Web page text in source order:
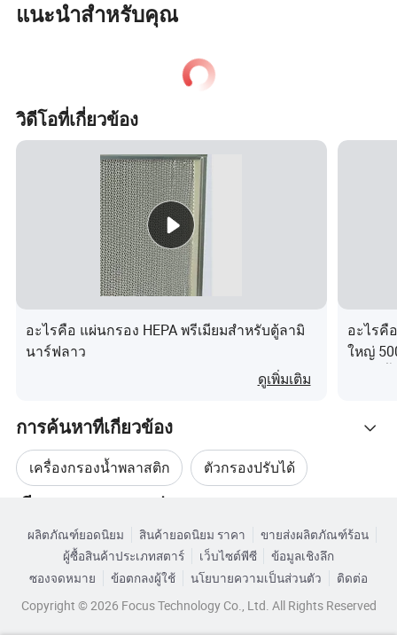
โครงสร้างโดยไม่จำเป็นต้องมีการสนับสนุนเสริม
กระแทกพร้อมความทนทานต่อความล้าที่เหนือกว่า
ความเข้ากันได้ทางเคมีดีเยี่ยมทนต่อการกัดกร่อนจึงเหมาะ
อย่างยิ่งสำหรับการกรอง pH และสารละลายอินทรีย์
ความจุการเก็บสิ่งสกปรกสูงทำให้มีอายุการใช้งานยาวนาน
การปรับสภาพที่มีประสิทธิภาพและการใช้งานซ้ำผ่านการ
ล้างที่เรียบง่าย
เหมาะสำหรับการกรองโพลีเอทิลีนโพลีโพรพิลีนไนลอน
โพลีเอสเตอร์และวิสคอส
เหมาะอย่างยิ่งสำหรับตัวเร่งปฏิกิริยาและโพลีเมอร์ที่มีการก
รองที่ดีกว่า
ประสิทธิภาพสูงในการกรองน้ำมันไฮดรอลิคน้ำมันเชื้อเพลิง
ออกแบบมาเพื่อการใช้งานการกรองที่มีอุณหภูมิสูงแรงดันสูง
และความแม่นยำสูงหลากหลายรูปแบบ
รูปภาพแบบละเอียด
พารามิเตอร์ของผลิตภัณฑ์
แนะนำสำหรับคุณ
วิดีโอที่เกี่ยวข้อง
อะไรคือ แผ่นกรอง HEPA พรีเมียมสำหรับตู้ลามิ
นาร์ฟลาว
ดูเพิ่มเติม
อะไรคื
ใหญ่
การค้นหาที่เกี่ยวข้อง
เครื่องกรองน้ำพลาสติก ตัวกรองปรับได้
แบบหล่อกรองน้ำ กรองตะแกรง
ผลิตภัณฑ์ยอดนิยม สินค้ายอดนิยม ราคา
ขายส่งผลิตภัณฑ์ร้อน
ผู้ซื้อสินค้าประเภทสตาร์
เว็บไซต์พีซี
ข้อมูลเชิงลึก
ซองจดหมาย
ข้อตกลงผู้ใช้ นโยบายความเป็นส่วนตัว
ติดต่อ
Copyright © 2026 Focus Technology Co., Ltd. All Rights Reserved